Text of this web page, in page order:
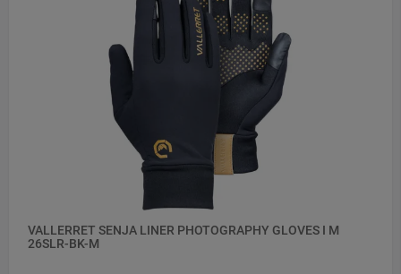
VALLERRET SENJA LINER PHOTOGRAPHY GLOVES I M
26SLR-BK-M